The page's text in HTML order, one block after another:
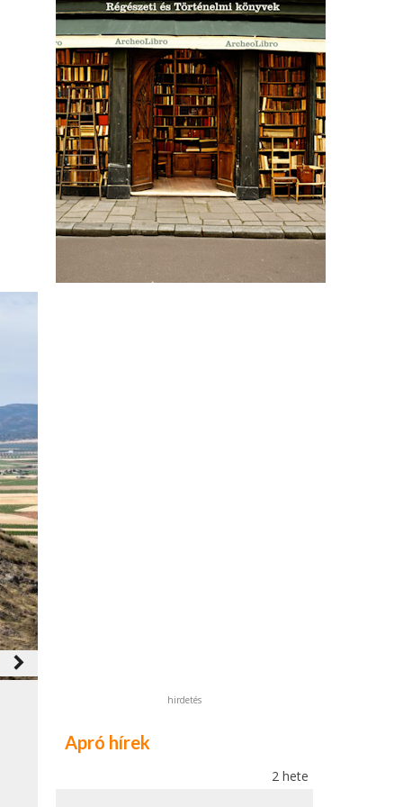
navigate_next
hirdetés
Apró hírek
2 hete